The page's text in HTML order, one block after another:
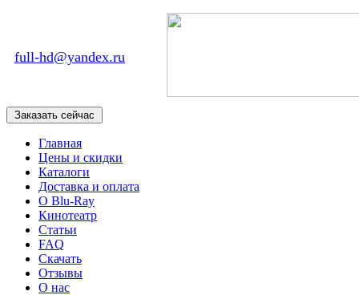
full-hd@yandex.ru
Главная
Цены и скидки
Каталоги
Доставка и оплата
О Blu-Ray
Кинотеатр
Статьи
FAQ
Скачать
Отзывы
О нас